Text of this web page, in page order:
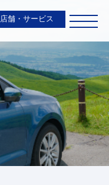
店舗・サービス